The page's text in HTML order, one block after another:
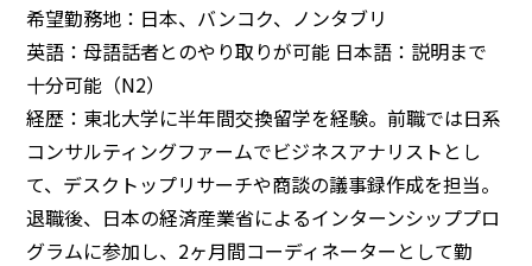
希望勤務地：日本、バンコク、ノンタブリ
英語：母語話者とのやり取りが可能 日本語：説明まで
十分可能（N2）
経歴：東北大学に半年間交換留学を経験。前職では日系
コンサルティングファームでビジネスアナリストとし
て、デスクトップリサーチや商談の議事録作成を担当。
退職後、日本の経済産業省によるインターンシッププロ
グラムに参加し、2ヶ月間コーディネーターとして勤